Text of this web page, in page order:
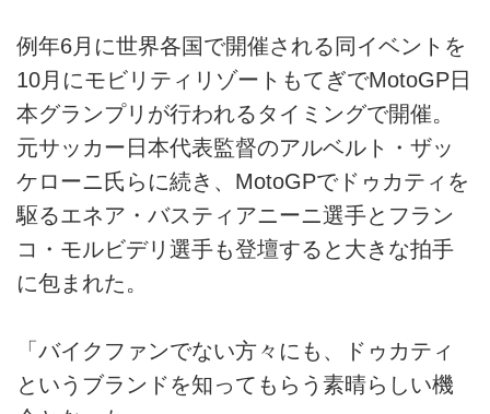
例年6月に世界各国で開催される同イベントを
10月にモビリティリゾートもてぎでMotoGP日
本グランプリが行われるタイミングで開催。
元サッカー日本代表監督のアルベルト・ザッ
ケローニ氏らに続き、MotoGPでドゥカティを
駆るエネア・バスティアニーニ選手とフラン
コ・モルビデリ選手も登壇すると大きな拍手
に包まれた。
「バイクファンでない方々にも、ドゥカティ
というブランドを知ってもらう素晴らしい機